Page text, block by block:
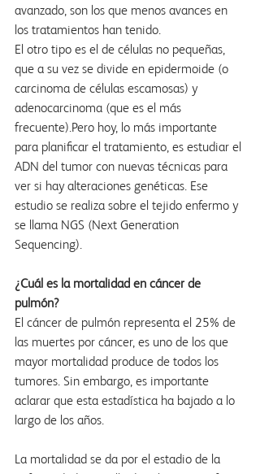
avanzado, son los que menos avances en
los tratamientos han tenido.
El otro tipo es el de células no pequeñas,
que a su vez se divide en epidermoide (o
carcinoma de células escamosas) y
adenocarcinoma (que es el más
frecuente).Pero hoy, lo más importante
para planificar el tratamiento, es estudiar el
ADN del tumor con nuevas técnicas para
ver si hay alteraciones genéticas. Ese
estudio se realiza sobre el tejido enfermo y
se llama NGS (Next Generation
Sequencing).
¿Cuál es la mortalidad en cáncer de
pulmón?
El cáncer de pulmón representa el 25% de
las muertes por cáncer, es uno de los que
mayor mortalidad produce de todos los
tumores. Sin embargo, es importante
aclarar que esta estadística ha bajado a lo
largo de los años.
La mortalidad se da por el estadio de la